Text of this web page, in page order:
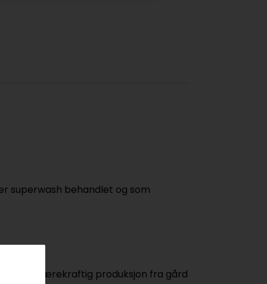
superwash behandlet og som
og bærekraftig produksjon fra gård